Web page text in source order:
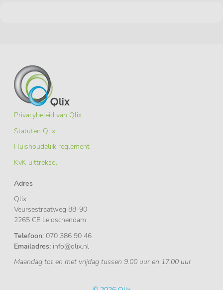
Privacybeleid van Qlix
Statuten Qlix
Huishoudelijk reglement
KvK uittreksel
Adres
Qlix
Veursestraatweg 88-90
2265 CE Leidschendam
Telefoon: 070 386 90 46
Emailadres: info@qlix.nl
Maandag tot en met vrijdag tussen 9.00 uur en 17.00 uur